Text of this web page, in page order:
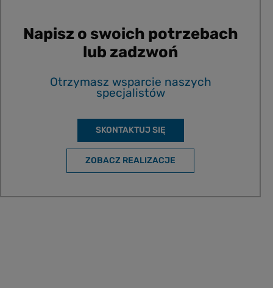
Napisz o swoich potrzebach
lub zadzwoń
Otrzymasz wsparcie naszych
specjalistów
SKONTAKTUJ SIĘ
ZOBACZ REALIZACJE